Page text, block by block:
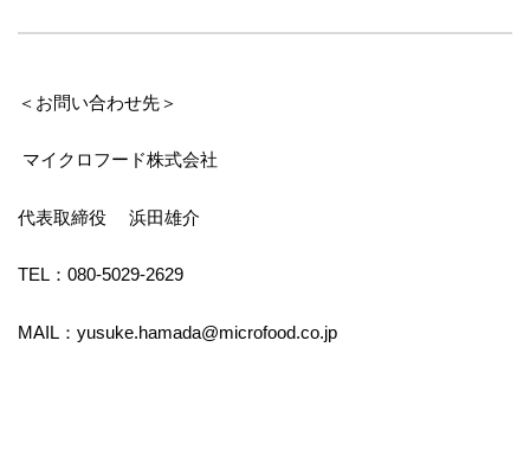
＜お問い合わせ先＞
マイクロフード株式会社
代表取締役 浜田雄介
TEL：080-5029-2629
MAIL：yusuke.hamada@microfood.co.jp